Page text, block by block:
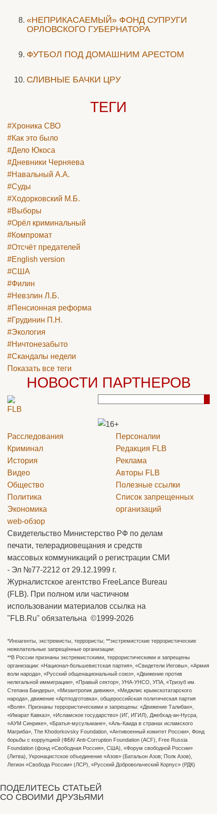
«НЕПРИКАСАЕМЫЙ» ФОНД СУПРУГИ
ОРЛОВСКОГО ГУБЕРНАТОРА
ФУТБОЛ ПОД ДОМАШНИМ АРЕСТОМ
СЛИВНЫЕ БАЧКИ ЦРУ
ТЕГИ
#Хроника СВО
#Как это было
#Дело Юкоса
#Дневники Черняева
#Навальный А.А.
#Суды
#Ходорковский М.Б.
#Выборы
#Орёл криминальный
#Компромат
#Отсчёт предателей
#English version
#США
#Филин
#Невзлин Л.Б.
#Пенсионная реформа
#Грудинин П.Н.
#Экология
#Ничтонезабыто
#Скандалы недели
Показать все теги
НОВОСТИ ПАРТНЕРОВ
Расследования
Криминал
История
Видео
Общество
Политика
Экономика
web-обзор
Персоналии
Редакция FLB
Реклама
Авторы FLB
Полезные ссылки
Список запрещенных
организаций
Свидетельство Министерство РФ по делам
печати, телерадиовещания и средств
массовых коммуникаций о регистрации СМИ
- Эл №77-2212 от 29.12.1999 г.
Журналистское агентство FreeLance Bureau
(FLB). При полном или частичном
использовании материалов ссылка на
"FLB.Ru" обязательна ©1999-2026
*Иноагенты, экстремисты, террористы; **экстремистские террористические
нежелательные запрещённые организации:
**В России признаны экстремистскими, террористическими и запрещены
организации: «Национал-большевистская партия», «Свидетели Иеговы», «Армия
воли народа», «Русский общенациональный союз», «Движение против
нелегальной иммиграции», «Правый сектор», УНА-УНСО, УПА, «Тризуб им.
Степана Бандеры», «Мизантропик дивижн», «Меджлис крымскотатарского
народа», движение «Артподготовка», общероссийская политическая партия
«Воля». Признаны террористическими и запрещены: «Движение Талибан»,
«Имарат Кавказ», «Исламское государство» (ИГ, ИГИЛ), Джебхад-ан-Нусра,
«АУМ Синрике», «Братья-мусульмане», «Аль-Каида в странах исламского
Магриба», The Khodorkovsky Foundation, «Антивоенный комитет России», Фонд
борьбы с коррупцией (ФБК/ Anti-Corruption Foundation (ACF), Free Russia
Foundation (фонд «Свободная Россия», США), «Форум свободной России»
(Литва), Укронацистское объединение «Aзов» (Батальон Азов; Полк Азов),
Легион «Свобода России» (ЛСР), «Русский Добровольческий Корпус» (РДК)
ПОДЕЛИТЕСЬ СТАТЬЕЙ
СО СВОИМИ ДРУЗЬЯМИ